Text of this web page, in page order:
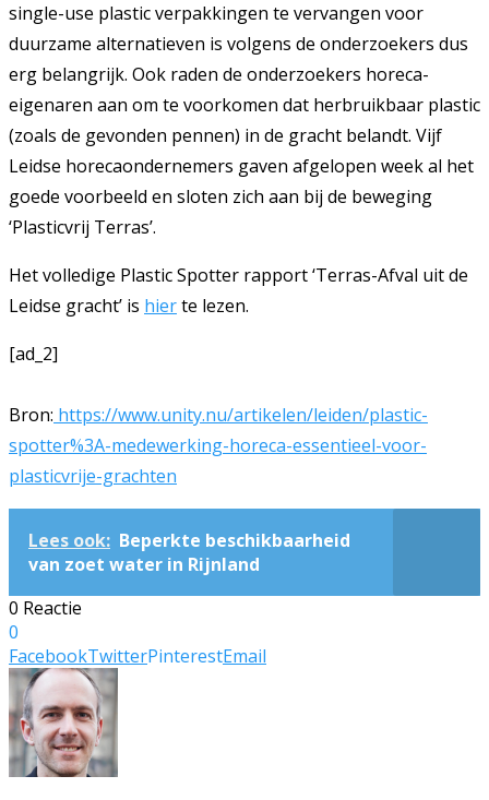
single-use plastic verpakkingen te vervangen voor
duurzame alternatieven is volgens de onderzoekers dus
erg belangrijk. Ook raden de onderzoekers horeca-
eigenaren aan om te voorkomen dat herbruikbaar plastic
(zoals de gevonden pennen) in de gracht belandt. Vijf
Leidse horecaondernemers gaven afgelopen week al het
goede voorbeeld en sloten zich aan bij de beweging
‘Plasticvrij Terras’.
Het volledige Plastic Spotter rapport ‘Terras-Afval uit de
Leidse gracht’ is hierte lezen.
[ad_2]
Bron: https://www.unity.nu/artikelen/leiden/plastic-
spotter%3A-medewerking-horeca-essentieel-voor-
plasticvrije-grachten
Lees ook: Beperkte beschikbaarheid
van zoet water in Rijnland
0 Reactie
0
FacebookTwitterPinterestEmail